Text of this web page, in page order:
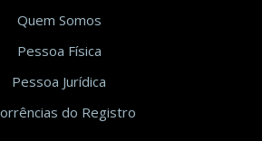
Quem Somos
Pessoa Física
Pessoa Jurídica
do Registro